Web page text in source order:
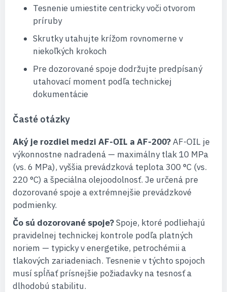
Tesnenie umiestite centricky voči otvorom
príruby
Skrutky utahujte krížom rovnomerne v
niekoľkých krokoch
Pre dozorované spoje dodržujte predpísaný
utahovací moment podľa technickej
dokumentácie
Časté otázky
Aký je rozdiel medzi AF-OIL a AF-200?AF-OIL je
výkonnostne nadradená — maximálny tlak 10 MPa
(vs. 6 MPa), vyššia prevádzková teplota 300 °C (vs.
220 °C) a špeciálna olejoodolnosť. Je určená pre
dozorované spoje a extrémnejšie prevádzkové
podmienky.
Čo sú dozorované spoje?Spoje, ktoré podliehajú
pravidelnej technickej kontrole podľa platných
noriem — typicky v energetike, petrochémii a
tlakových zariadeniach. Tesnenie v týchto spojoch
musí spĺňať prísnejšie požiadavky na tesnosť a
dlhodobú stabilitu.